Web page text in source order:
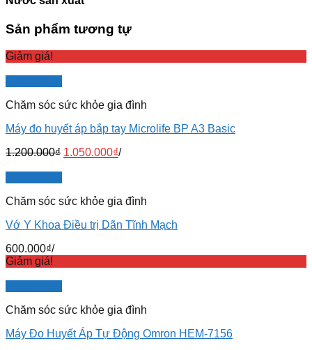
Sản phẩm tương tự
Giảm giá!
Chăm sóc sức khỏe gia đình
Máy đo huyết áp bắp tay Microlife BP A3 Basic
1.200.000₫ 1.050.000₫/
Chăm sóc sức khỏe gia đình
Vớ Y Khoa Điều trị Dãn Tĩnh Mạch
600.000₫/
Giảm giá!
Chăm sóc sức khỏe gia đình
Máy Đo Huyết Áp Tự Động Omron HEM-7156